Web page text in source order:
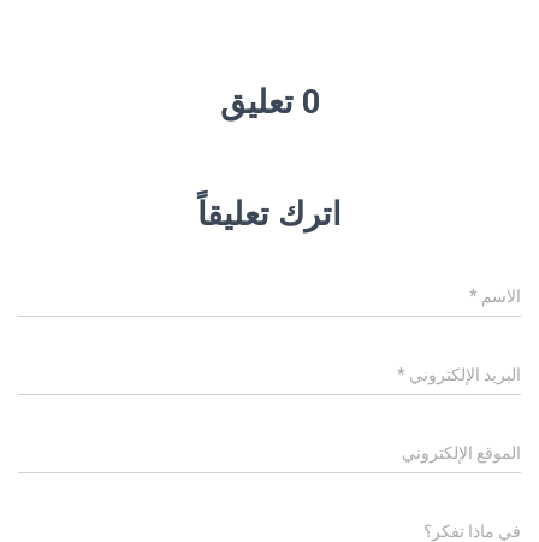
0 تعليق
اترك تعليقاً
الاسم *
البريد الإلكتروني *
الموقع الإلكتروني
في ماذا تفكر؟